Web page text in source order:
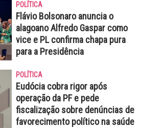
POLÍTICA
Flávio Bolsonaro anuncia o
alagoano Alfredo Gaspar como
vice e PL confirma chapa pura
para a Presidência
POLÍTICA
Eudócia cobra rigor após
operação da PF e pede
fiscalização sobre denúncias de
favorecimento político na saúde